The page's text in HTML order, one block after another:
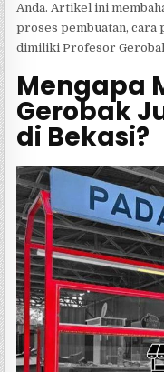
Anda. Artikel ini
proses pembuatan, cara
dimiliki Profesor
Mengapa
Gerobak
di Bekasi?